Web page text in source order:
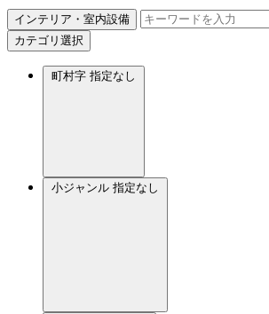
インテリア・室内設備
カテゴリ選択
町村字 指定なし
小ジャンル 指定なし